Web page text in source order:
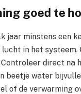
goed te
jaar minstens een
in het
direct na
beetje water
of de verwarming